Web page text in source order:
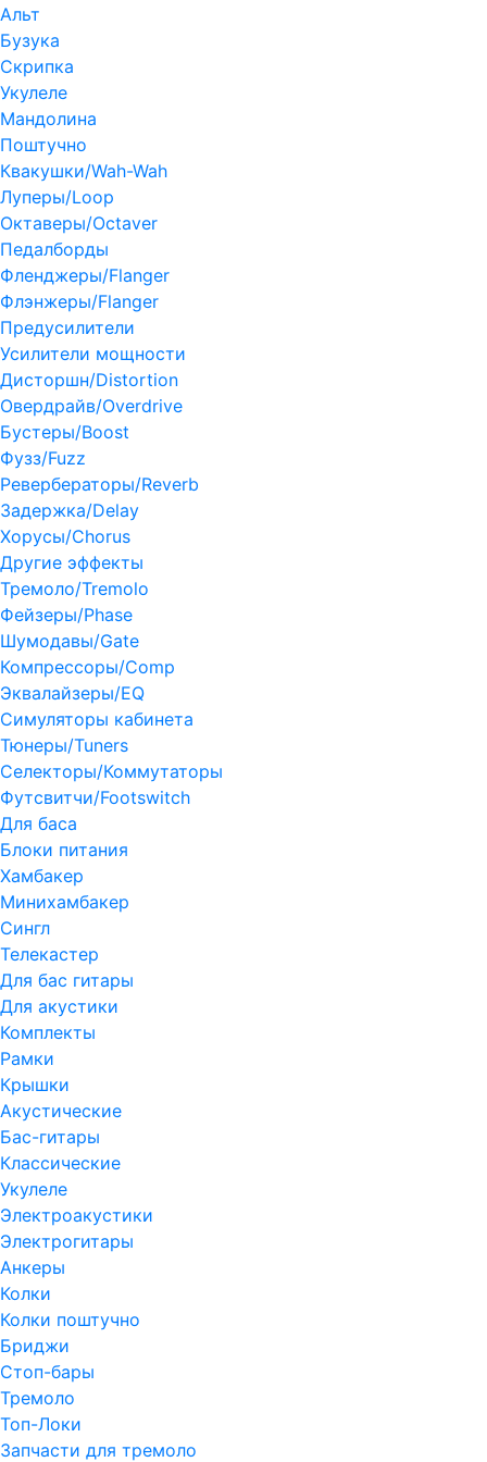
Альт
Бузука
Скрипка
Укулеле
Мандолина
Поштучно
Квакушки/Wah-Wah
Луперы/Loop
Октаверы/Octaver
Педалборды
Фленджеры/Flanger
Флэнжеры/Flanger
Предусилители
Усилители мощности
Дисторшн/Distortion
Овердрайв/Overdrive
Бустеры/Boost
Фузз/Fuzz
Ревербераторы/Reverb
Задержка/Delay
Хорусы/Chorus
Другие эффекты
Тремоло/Tremolo
Фейзеры/Phase
Шумодавы/Gate
Компрессоры/Comp
Эквалайзеры/EQ
Симуляторы кабинета
Тюнеры/Tuners
Селекторы/Коммутаторы
Футсвитчи/Footswitch
Для баса
Блоки питания
Хамбакер
Минихамбакер
Сингл
Телекастер
Для бас гитары
Для акустики
Комплекты
Рамки
Крышки
Акустические
Бас-гитары
Классические
Укулеле
Электроакустики
Электрогитары
Анкеры
Колки
Колки поштучно
Бриджи
Стоп-бары
Тремоло
Топ-Локи
Запчасти для тремоло